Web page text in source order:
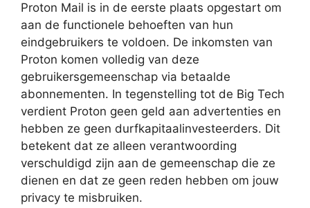
Proton Mail is in de eerste plaats opgestart om
aan de functionele behoeften van hun
eindgebruikers te voldoen. De inkomsten van
Proton komen volledig van deze
gebruikersgemeenschap via betaalde
abonnementen. In tegenstelling tot de Big Tech
verdient Proton geen geld aan advertenties en
hebben ze geen durfkapitaalinvesteerders. Dit
betekent dat ze alleen verantwoording
verschuldigd zijn aan de gemeenschap die ze
dienen en dat ze geen reden hebben om jouw
privacy te misbruiken.